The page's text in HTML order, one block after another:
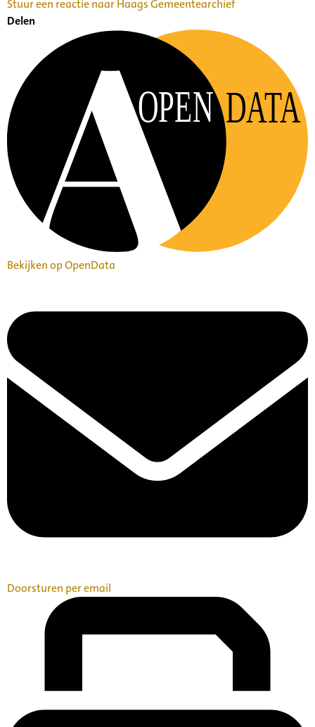
Stuur een reactie naar Haags Gemeentearchief
Delen
OPEN DATA
Bekijken op OpenData
Doorsturen per email